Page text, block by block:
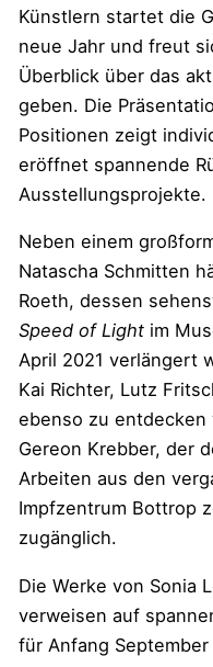
Künstlern startet die
neue Jahr und freut
Überblick über das
geben. Die
Positionen zeigt
eröffnet spannende
Ausstellungsprojekte.
Neben einem
Natascha Schmitten
Roeth, dessen
Speed of Lightim
April 2021 verlängert
Kai Richter, Lutz
ebenso zu entdecken
Gereon Krebber, der
Arbeiten aus den
Impfzentrum Bottrop
zugänglich.
Die Werke von Sonia
verweisen auf
für Anfang